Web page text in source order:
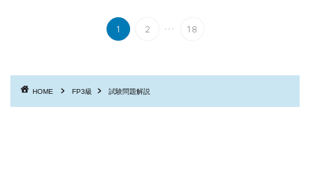
1 2 ... 18
HOME FP3級 試験問題解説